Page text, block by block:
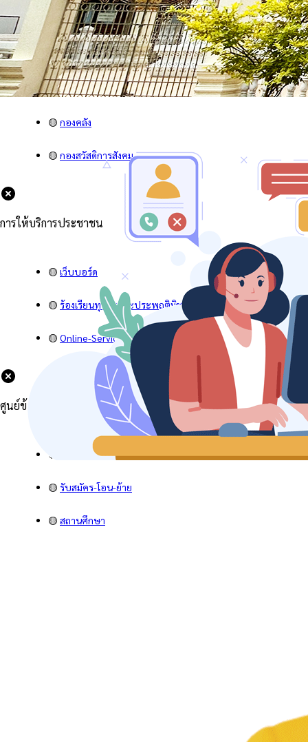
🟡แผนพัฒนา
🟡บริหารงานบุคคล
🟡คำสั่ง
🟡 กองคลัง
🟡 กองสวัสดิการสังคม
การให้บริการประชาชน
🟡 เว็บบอร์ด
🟡 ร้องเรียนทุจริตและประพฤติมิชอบ
🟡 Online-Service
ศูนย์ข้อมูลข่าวสาร
🟡 ข่าวประชาสัมพันธ์
🟡 รับสมัคร-โอน-ย้าย
🟡 สถานศึกษา